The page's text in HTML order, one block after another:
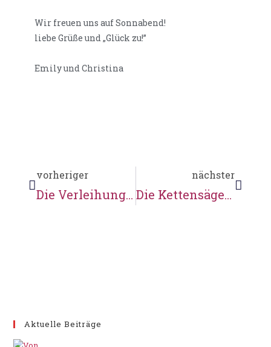
Wir freuen uns auf Sonnabend!
liebe Grüße und „Glück zu!”
Emily und Christina
vorheriger
Die Verleihung des Niedersächsischen Ehrenamtspreises
nächster
Die Kettensägenkünstler in Doras Garten
Aktuelle Beiträge